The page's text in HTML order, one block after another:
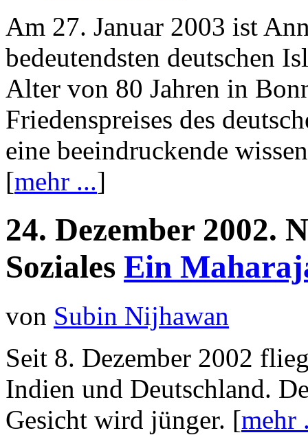
Am 27. Januar 2003 ist
bedeutendsten deutschen
Alter von 80 Jahren in
Friedenspreises des
eine beeindruckende
[mehr ...]
24. Dezember 2002.
Soziales Ein
von Subin Nijhawan
Seit 8. Dezember 2002
Indien und Deutschland.
Gesicht wird jünger. [mehr